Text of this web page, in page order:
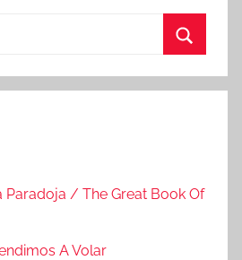
Paradoja / The Great Book Of
A Volar